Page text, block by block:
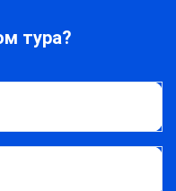
тура?